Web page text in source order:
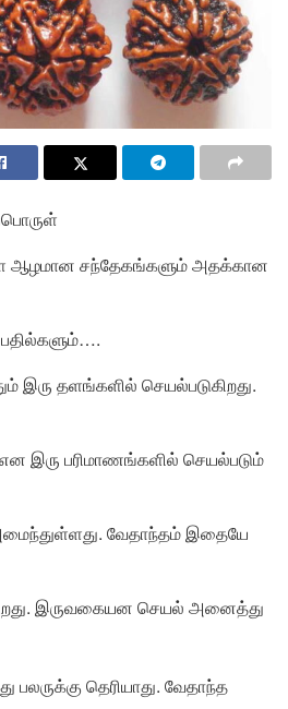
ஆழமான சந்தேகங்களும் அதக்கான
இரு தளங்களில் செயல்படுகிறது.
இரு பரிமாணங்களில் செயல்படும்
வேதாந்தம் இதையே
இருவகையன செயல் அனைத்து
பலருக்கு தெரியாது. வேதாந்த